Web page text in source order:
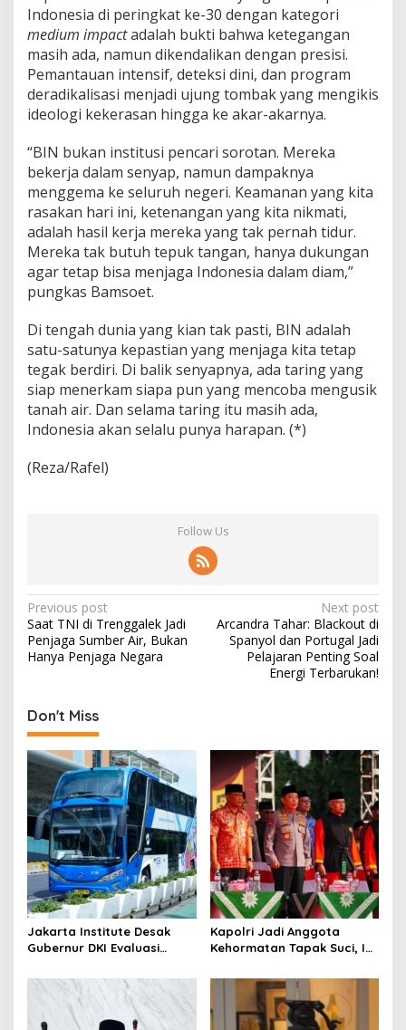
Indonesia di peringkat ke-30 dengan kategori
medium impactadalah bukti bahwa ketegangan
masih ada, namun dikendalikan dengan presisi.
Pemantauan intensif, deteksi dini, dan program
deradikalisasi menjadi ujung tombak yang mengikis
ideologi kekerasan hingga ke akar-akarnya.
“BIN bukan institusi pencari sorotan. Mereka
bekerja dalam senyap, namun dampaknya
menggema ke seluruh negeri. Keamanan yang kita
rasakan hari ini, ketenangan yang kita nikmati,
adalah hasil kerja mereka yang tak pernah tidur.
Mereka tak butuh tepuk tangan, hanya dukungan
agar tetap bisa menjaga Indonesia dalam diam,”
pungkas Bamsoet.
Di tengah dunia yang kian tak pasti, BIN adalah
satu-satunya kepastian yang menjaga kita tetap
tegak berdiri. Di balik senyapnya, ada taring yang
siap menerkam siapa pun yang mencoba mengusik
tanah air. Dan selama taring itu masih ada,
Indonesia akan selalu punya harapan. (*)
(Reza/Rafel)
Follow Us
P
o
s
n
a
v
i
g
a
t
i
o
n
Previous post
Saat TNI di Trenggalek Jadi
Penjaga Sumber Air, Bukan
Hanya Penjaga Negara
Next post
Arcandra Tahar: Blackout di
Spanyol dan Portugal Jadi
Pelajaran Penting Soal
Energi Terbarukan!
Don't Miss
Jakarta Institute Desak
Gubernur DKI Evaluasi
Penumpang Diturunkan
Kapolri Jadi Anggota
Kehormatan Tapak Suci, Ini